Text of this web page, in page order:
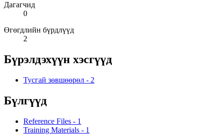
Дагагчид
0
Өгөгдлийн бүрдлүүд
2
Бүрэлдэхүүн хэсгүүд
Тусгай зөвшөөрөл - 2
Бүлгүүд
Reference Files - 1
Training Materials - 1